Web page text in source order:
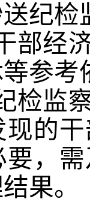
纪
部经
参考
检监
的
，
果。